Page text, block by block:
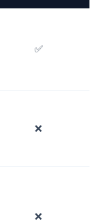
✅
❌
❌